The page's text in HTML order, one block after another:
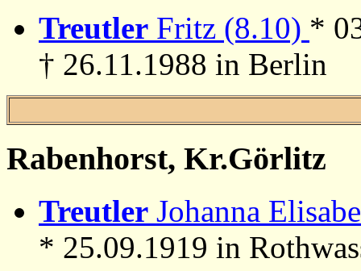
Treutler Fritz (8.10) *
† 26.11.1988 in Berlin
Rabenhorst, Kr.Görlitz
Treutler Johanna
* 25.09.1919 in